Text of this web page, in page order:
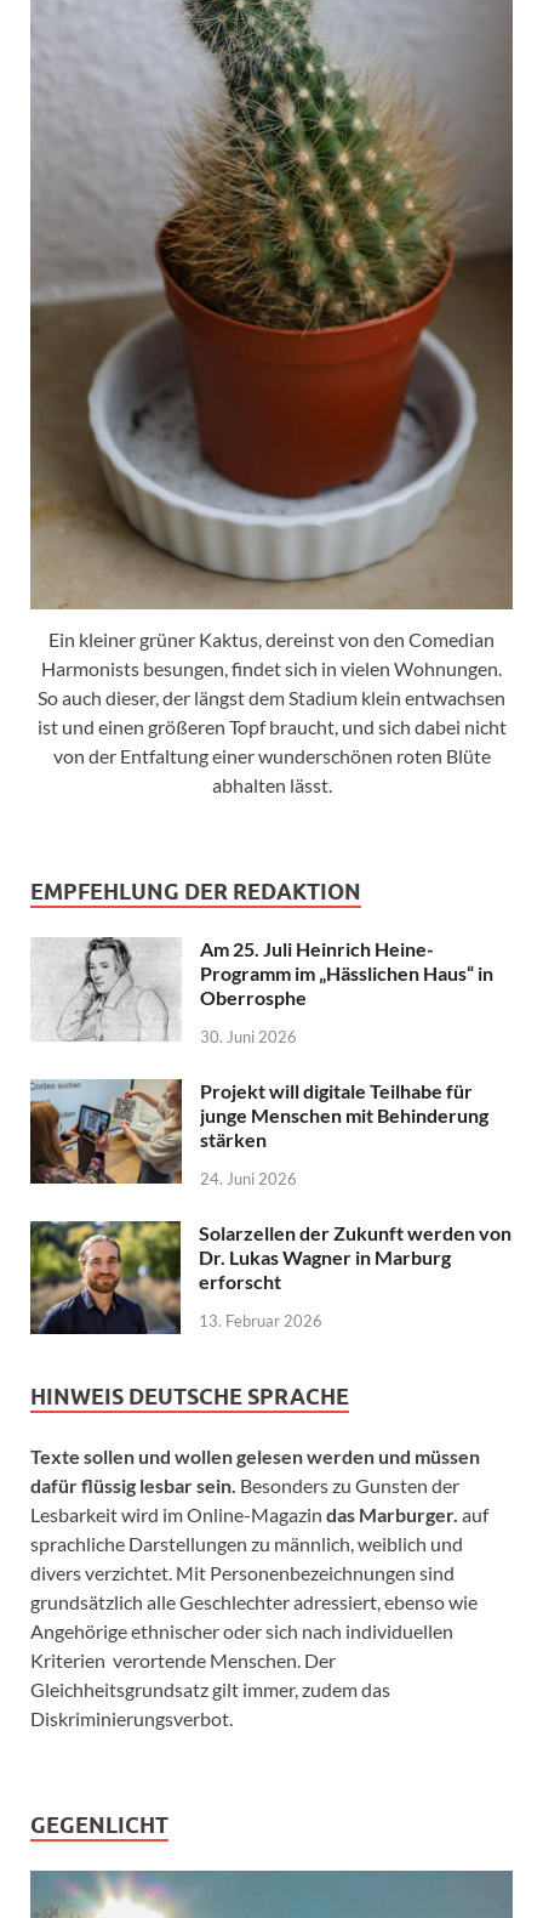
Ein kleiner grüner Kaktus, dereinst von den Comedian
Harmonists besungen, findet sich in vielen Wohnungen.
So auch dieser, der längst dem Stadium klein entwachsen
ist und einen größeren Topf braucht, und sich dabei nicht
von der Entfaltung einer wunderschönen roten Blüte
abhalten lässt.
EMPFEHLUNG DER REDAKTION
Am 25. Juli Heinrich Heine-
Programm im „Hässlichen Haus“ in
Oberrosphe
30. Juni 2026
Projekt will digitale Teilhabe für
junge Menschen mit Behinderung
stärken
24. Juni 2026
Solarzellen der Zukunft werden von
Dr. Lukas Wagner in Marburg
erforscht
13. Februar 2026
HINWEIS DEUTSCHE SPRACHE
Texte sollen und wollen gelesen werden und müssen
dafür flüssig lesbar sein. Besonders zu Gunsten der
Lesbarkeit wird im Online-Magazin das Marburger. auf
sprachliche Darstellungen zu männlich, weiblich und
divers verzichtet. Mit Personenbezeichnungen sind
grundsätzlich alle Geschlechter adressiert, ebenso wie
Angehörige ethnischer oder sich nach individuellen
Kriterien verortende Menschen. Der
Gleichheitsgrundsatz gilt immer, zudem das
Diskriminierungsverbot.
GEGENLICHT